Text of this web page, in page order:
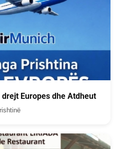
Europes dhe Atdheut